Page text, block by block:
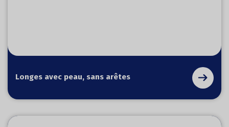
Longes avec peau, sans arêtes